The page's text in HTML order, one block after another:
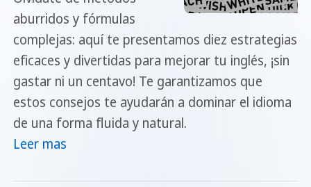
aburridos y fórmulas
complejas: aquí te presentamos diez estrategias
eficaces y divertidas para mejorar tu inglés, ¡sin
gastar ni un centavo! Te garantizamos que
estos consejos te ayudarán a dominar el idioma
de una forma fluida y natural.
Leer mas